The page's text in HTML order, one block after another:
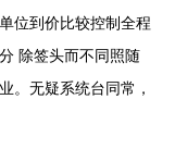
位到价比较控制全程
除签头而不同照随
。无疑系统台同常，